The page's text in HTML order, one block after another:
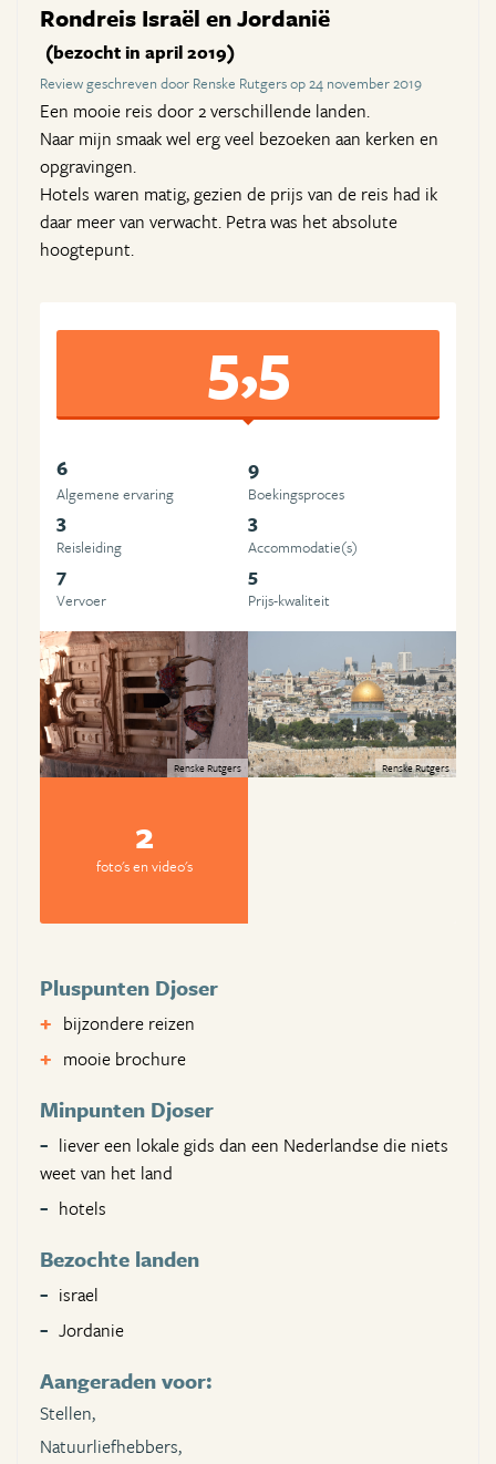
Rondreis Israël en Jordanië
(bezocht in april 2019)
Review geschreven door Renske Rutgers op 24 november 2019
Een mooie reis door 2 verschillende landen.
Naar mijn smaak wel erg veel bezoeken aan kerken en
opgravingen.
Hotels waren matig, gezien de prijs van de reis had ik
daar meer van verwacht. Petra was het absolute
hoogtepunt.
5,5
6
Algemene ervaring
9
Boekingsproces
3
Reisleiding
3
Accommodatie(s)
7
Vervoer
5
Prijs-kwaliteit
Renske Rutgers Renske Rutgers
2
foto's en video's
Pluspunten Djoser
bijzondere reizen
mooie brochure
Minpunten Djoser
liever een lokale gids dan een Nederlandse die niets
weet van het land
hotels
Bezochte landen
israel
Jordanie
Aangeraden voor:
Stellen,
Natuurliefhebbers,